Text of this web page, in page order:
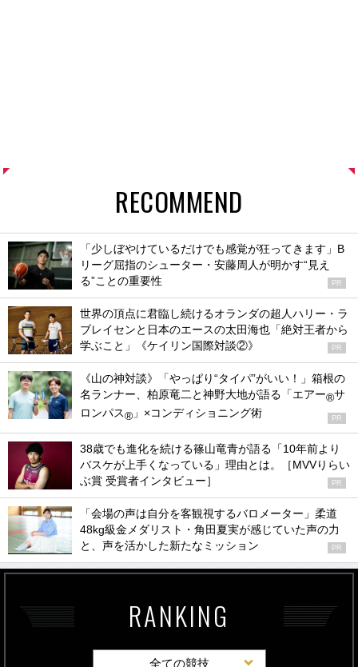
RECOMMEND
「少しぼやけているだけでも感覚が狂ってきます」B
リーグ屈指のシューター・安藤周人が明かす“見え
る”ことの重要性
PR
世界の頂点に君臨し続けるオランダの超人ハリー・ラ
ブレイセンと日本のエースの太田海也「絶対王者から
学ぶこと」《ケイリン国際対談②》
PR
《山の神対談》「やっぱり“タイパ”がいい！」箱根の
名ランナー、柏原竜二と神野大地が語る「エアー®サ
ロンパス® 」×コンディショニング術 PR
38歳でも進化を続ける篠山竜青が語る「10年前より
バスケが上手くなっている」理由とは。［MVVりらい
ぶ賞 受賞者インタビュー］
PR
「会場の声は自分を客観視するバロメーター」柔道
48kg級金メダリスト・角田夏実が感じていた声の力
と、声を活かした新たなミッション
PR
RANKING
全ての競技